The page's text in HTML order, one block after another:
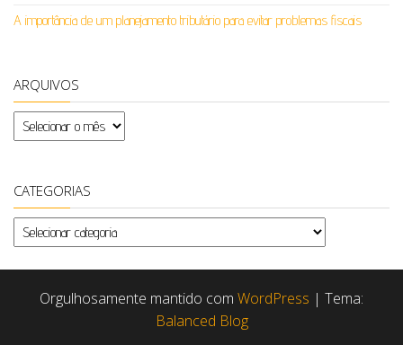
A importância de um planejamento tributário para evitar problemas fiscais
ARQUIVOS
Arquivos
CATEGORIAS
Categorias
Orgulhosamente mantido com WordPress | Tema:
Balanced Blog